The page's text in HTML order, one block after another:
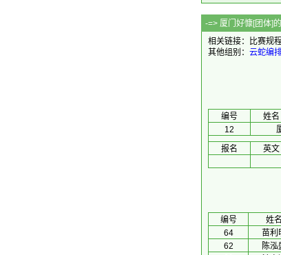
-=> 厦门好慷[
相关链接：
比赛规
其他组别： 云蛇编
编号 姓名
12
报名
英文
编号 姓名
64
苗利
62
陈泓